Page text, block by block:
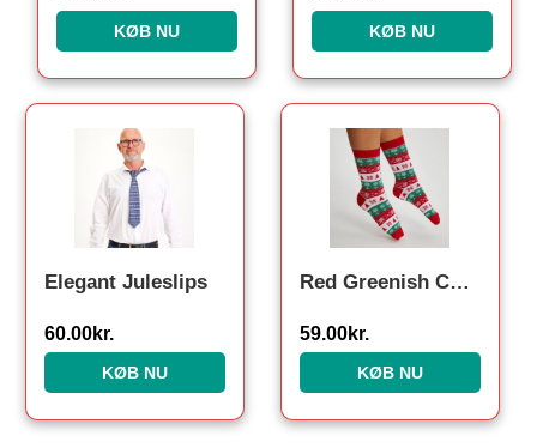
KØB NU KØB NU
Elegant Juleslips
60.00kr.
KØB NU
Red Greenish Christmas Socks. Julesokker
59.00kr.
KØB NU